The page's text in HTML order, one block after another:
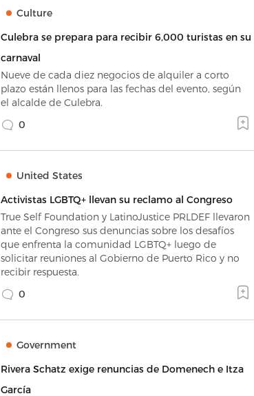
Culture
Culebra se prepara para recibir 6,000 turistas en su
carnaval
Nueve de cada diez negocios de alquiler a corto
plazo están llenos para las fechas del evento, según
el alcalde de Culebra.
0
United States
Activistas LGBTQ+ llevan su reclamo al Congreso
True Self Foundation y LatinoJustice PRLDEF llevaron
ante el Congreso sus denuncias sobre los desafíos
que enfrenta la comunidad LGBTQ+ luego de
solicitar reuniones al Gobierno de Puerto Rico y no
recibir respuesta.
0
Government
Rivera Schatz exige renuncias de Domenech e Itza
García